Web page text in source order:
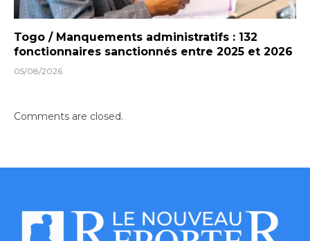
Togo / Manquements administratifs : 132
fonctionnaires sanctionnés entre 2025 et 2026
05/08/2026
Comments are closed.